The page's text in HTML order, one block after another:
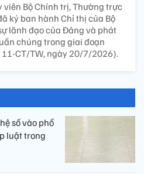
viên Bộ Chính trị, Thường trực
ký ban hành Chỉ thị của Bộ
lãnh đạo của Đảng và phát
chúng trong giai đoạn
CT/TW, ngày 20/7/2026).
số vào phổ
luật trong